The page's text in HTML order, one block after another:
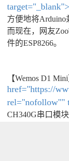
方便地将Arduino
而现在，网友
件的ESP8266。
【Wemos D1
href="https://
rel="nofollow""
CH340G串口模